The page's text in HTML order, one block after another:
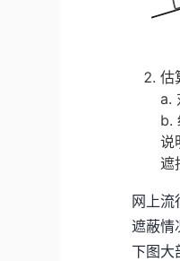
估
a.
b.
说
遮
网上流
遮蔽情
下图大